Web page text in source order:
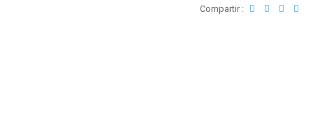
Compartir :